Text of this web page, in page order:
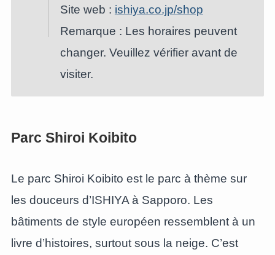
Site web : ishiya.co.jp/shop
Remarque : Les horaires peuvent
changer. Veuillez vérifier avant de
visiter.
Parc Shiroi Koibito
Le parc Shiroi Koibito est le parc à thème sur
les douceurs d’ISHIYA à Sapporo. Les
bâtiments de style européen ressemblent à un
livre d’histoires, surtout sous la neige. C’est